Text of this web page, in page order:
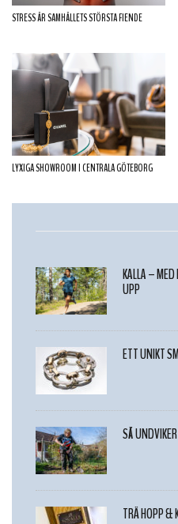
STRESS ÄR SAMHÄLLETS STÖRSTA FIENDE
LYXIGA SHOWROOM I CENTRALA GÖTEBORG
KALLA –
UPP
ETT UNIKT
SÅ
TRÄ HOPP &